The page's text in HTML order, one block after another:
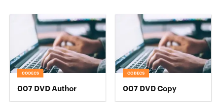
CODECS
007 DVD Author
CODECS
007 DVD Copy